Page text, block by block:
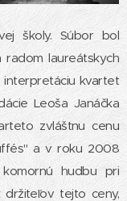
školy. Súbor bol
laureátskych
interpretáciu kvartet
Leoša Janáčka
zvláštnu cenu
a v roku 2008
hudbu pri
držiteľov tejto ceny,